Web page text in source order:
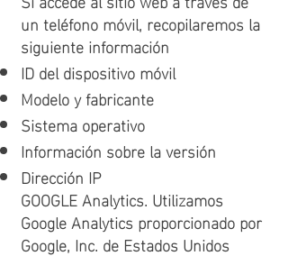
un teléfono móvil, recopilaremos la
siguiente información
ID del dispositivo móvil
Modelo y fabricante
Sistema operativo
Información sobre la versión
Dirección IP
GOOGLE Analytics. Utilizamos
Google Analytics proporcionado por
Google, Inc. de Estados Unidos